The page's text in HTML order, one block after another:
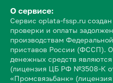
О сервисе:
Сервис oplata-fssp.ru
проверки и оплаты
производствам
приставов России (ФССП).
денежных средств
(лицензия ЦБ РФ №3508-К
«Промсвязьбанк»